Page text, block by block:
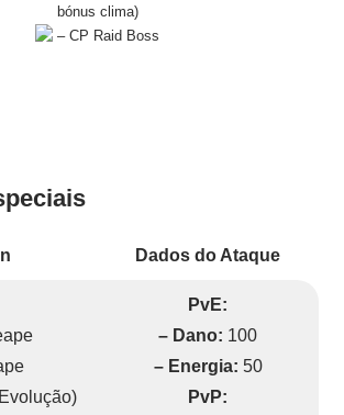
bónus clima)
– CP Raid Boss
Dados do Ataque
PvE:
– Dano: 100
– Energia: 50
PvP: